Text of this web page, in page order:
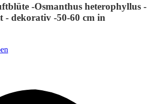
-Osmanthus heterophyllus -
- dekorativ -50-60 cm in